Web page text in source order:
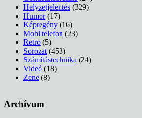
Helyzetjelentés (329)
Humor(17)
Képregény (16)
Mobiltelefon (23)
Retro (5)
Sorozat (453)
Számítástechnika (24)
Videó (18)
Zene (8)
Archívum